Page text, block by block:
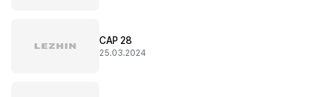
CAP 28
25.03.2024